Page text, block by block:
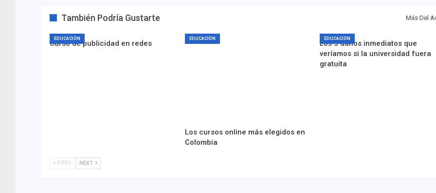
También Podría Gustarte Más Del
EDUCACIÓN
Curso de publicidad en redes
EDUCACIÓN
Los cursos online más elegidos en
Colombia
EDUCACIÓN
Los 3 daños inmediatos que
veríamos si la universidad fuera
gratuita
PREV NEXT